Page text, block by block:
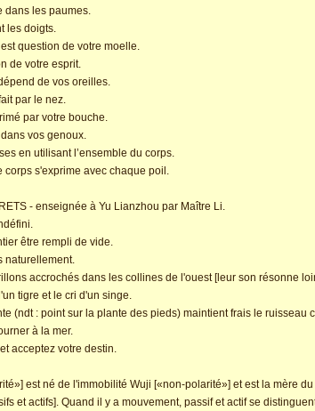
dans les paumes.
les doigts.
question de votre moelle.
de votre esprit.
de vos oreilles.
par le nez.
par votre bouche.
vos genoux.
en utilisant l’ensemble du corps.
corps s'exprime avec chaque poil.
- enseignée à Yu Lianzhou par Maître Li.
être rempli de vide.
naturellement.
accrochés dans les collines de l'ouest [leur son résonne
tigre et le cri d'un singe.
(ndt : point sur la plante des pieds) maintient frais le ruisseau
à la mer.
acceptez votre destin.
est né de l'immobilité Wuji [«non-polarité»] et est la mère du
et actifs]. Quand il y a mouvement, passif et actif se